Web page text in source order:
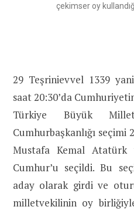
çekimser oy
29 Teşrinievvel 1339
saat 20:30’da
Türkiye Büyük
Cumhurbaşkanlığı
Mustafa Kemal Atatürk
Cumhur’u seçildi. Bu
aday olarak girdi ve
milletvekilinin oy